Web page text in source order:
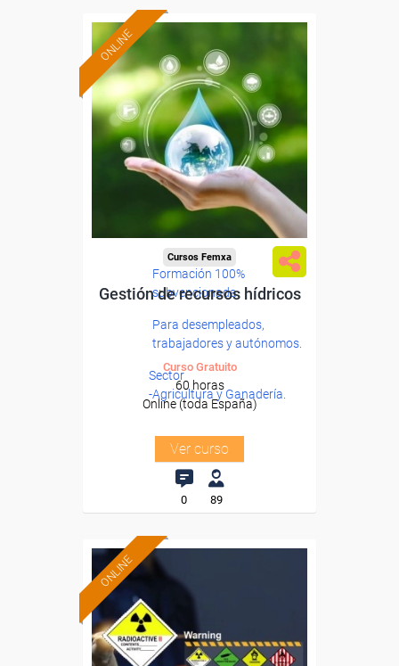
ONLINE
Formación 100%
subvencionada.
Para desempleados,
trabajadores y autónomos.
Sector
-Agricultura y Ganadería.
Cursos Femxa
Gestión de recursos hídricos
Curso Gratuito
60 horas
Online (toda España)
Ver curso
0 89
ONLINE